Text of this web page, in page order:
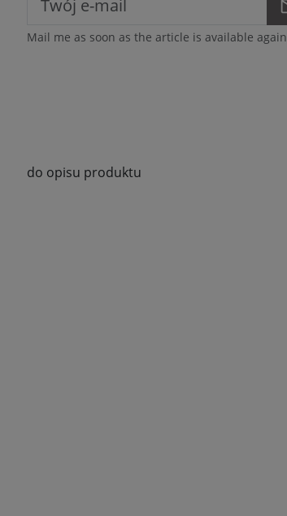
Mail me as soon as the article is available again
do opisu produktu